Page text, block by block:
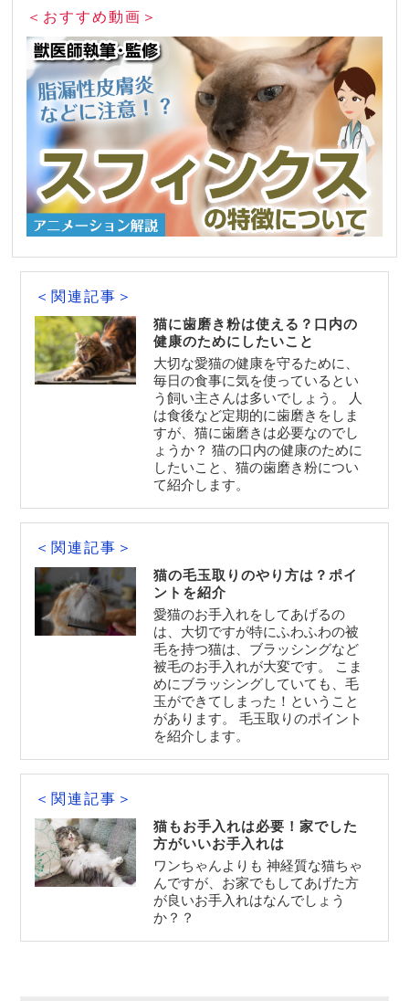
＜おすすめ動画＞
＜関連記事＞
猫に歯磨き粉は使える？口内の
健康のためにしたいこと
大切な愛猫の健康を守るために、
毎日の食事に気を使っているとい
う飼い主さんは多いでしょう。 人
は食後など定期的に歯磨きをしま
すが、猫に歯磨きは必要なのでし
ょうか？ 猫の口内の健康のために
したいこと、猫の歯磨き粉につい
て紹介します。
＜関連記事＞
猫の毛玉取りのやり方は？ポイ
ントを紹介
愛猫のお手入れをしてあげるの
は、大切ですが特にふわふわの被
毛を持つ猫は、ブラッシングなど
被毛のお手入れが大変です。 こま
めにブラッシングしていても、毛
玉ができてしまった！ということ
があります。 毛玉取りのポイント
を紹介します。
＜関連記事＞
猫もお手入れは必要！家でした
方がいいお手入れは
ワンちゃんよりも 神経質な猫ちゃ
んですが、お家でもしてあげた方
が良いお手入れはなんでしょう
か？？